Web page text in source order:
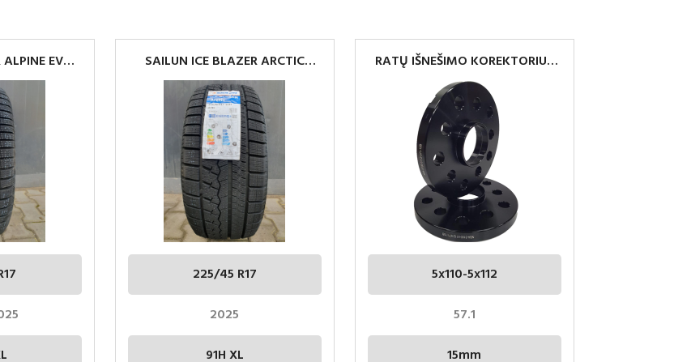
EVO 1
XL
SAILUN ICE BLAZER ARCTIC
225/45 R17 91H XL
225/45 R17
2025
91H XL
RATŲ IŠNEŠIMO KOREKTORIUS
5×100-5×112 15MM 57.1
5x110-5x112
57.1
15mm